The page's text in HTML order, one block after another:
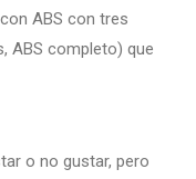
ABS con tres
ABS completo) que
o no gustar, pero